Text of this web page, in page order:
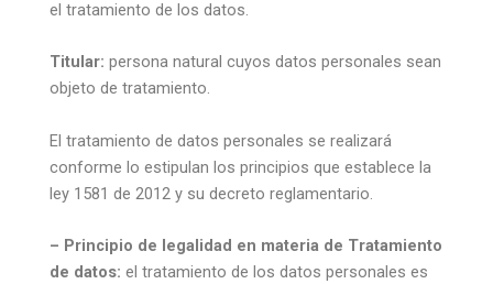
el tratamiento de los datos.
Titular: persona natural cuyos datos personales sean
objeto de tratamiento.
El tratamiento de datos personales se realizará
conforme lo estipulan los principios que establece la
ley 1581 de 2012 y su decreto reglamentario.
– Principio de legalidad en materia de Tratamiento
de datos: el tratamiento de los datos personales es